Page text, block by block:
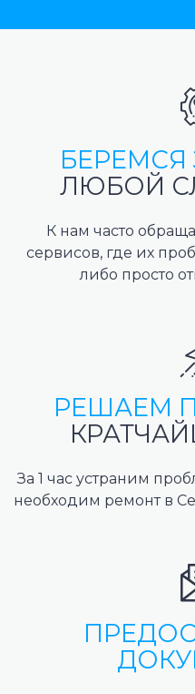
БЕРЕМСЯ
ЛЮБОЙ
К нам часто
сервисов, где их
либо просто
РЕШАЕМ
За 1 час устраним
необходим ремонт в